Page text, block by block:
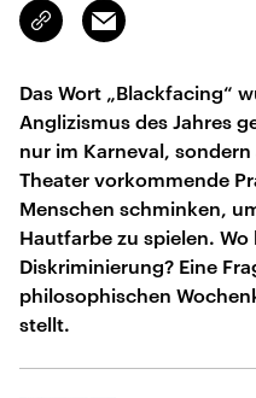
Link
kopieren/teilen
Email
Das Wort „Blackfacing“
Anglizismus des Jahres
nur im Karneval,
Theater vorkommende
Menschen schminken,
Hautfarbe zu spielen.
Diskriminierung? Eine
philosophischen
stellt.